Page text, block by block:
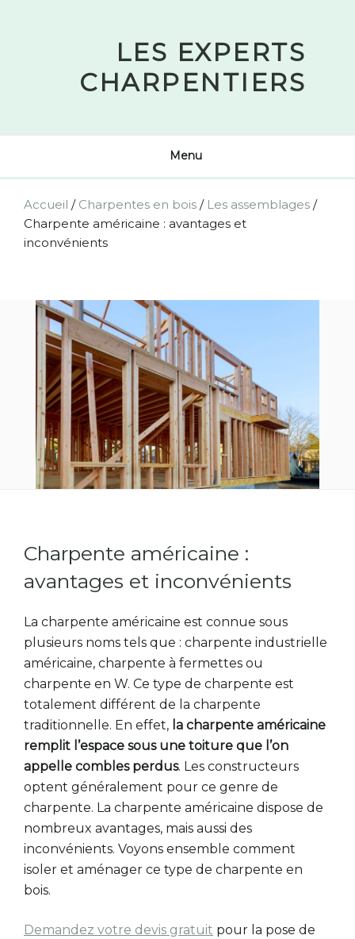
LES EXPERTS
CHARPENTIERS
Menu
Accueil / Charpentes en bois / Les assemblages /
Charpente américaine : avantages et
inconvénients
Charpente américaine :
avantages et inconvénients
La charpente américaine est connue sous
plusieurs noms tels que : charpente industrielle
américaine, charpente à fermettes ou
charpente en W. Ce type de charpente est
totalement différent de la charpente
traditionnelle. En effet, la charpente américaine
remplit l’espace sous une toiture que l’on
appelle combles perdus. Les constructeurs
optent généralement pour ce genre de
charpente. La charpente américaine dispose de
nombreux avantages, mais aussi des
inconvénients. Voyons ensemble comment
isoler et aménager ce type de charpente en
bois.
Demandez votre devis gratuit pour la pose de